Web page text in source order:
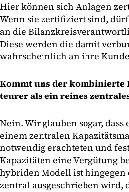
Hier können sich Anlagen
Wenn sie zertifiziert sind,
an die
Diese werden die damit
wahrscheinlich an ihre
Kommt uns der kombinierte
teurer als ein reines
Nein. Wir glauben sogar, dass
einem zentralen
notwendig erachteten und
Kapazitäten eine Vergütung
hybriden Modell ist hingegen
zentral ausgeschrieben wird,